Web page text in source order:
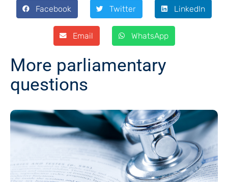
Facebook Twitter LinkedIn
Email WhatsApp
More parliamentary
questions